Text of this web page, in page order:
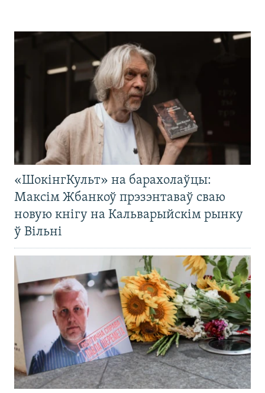
«ШокінгКульт» на барахолаўцы:
Максім Жбанкоў прэзэнтаваў сваю
новую кнігу на Кальварыйскім рынку
ў Вільні